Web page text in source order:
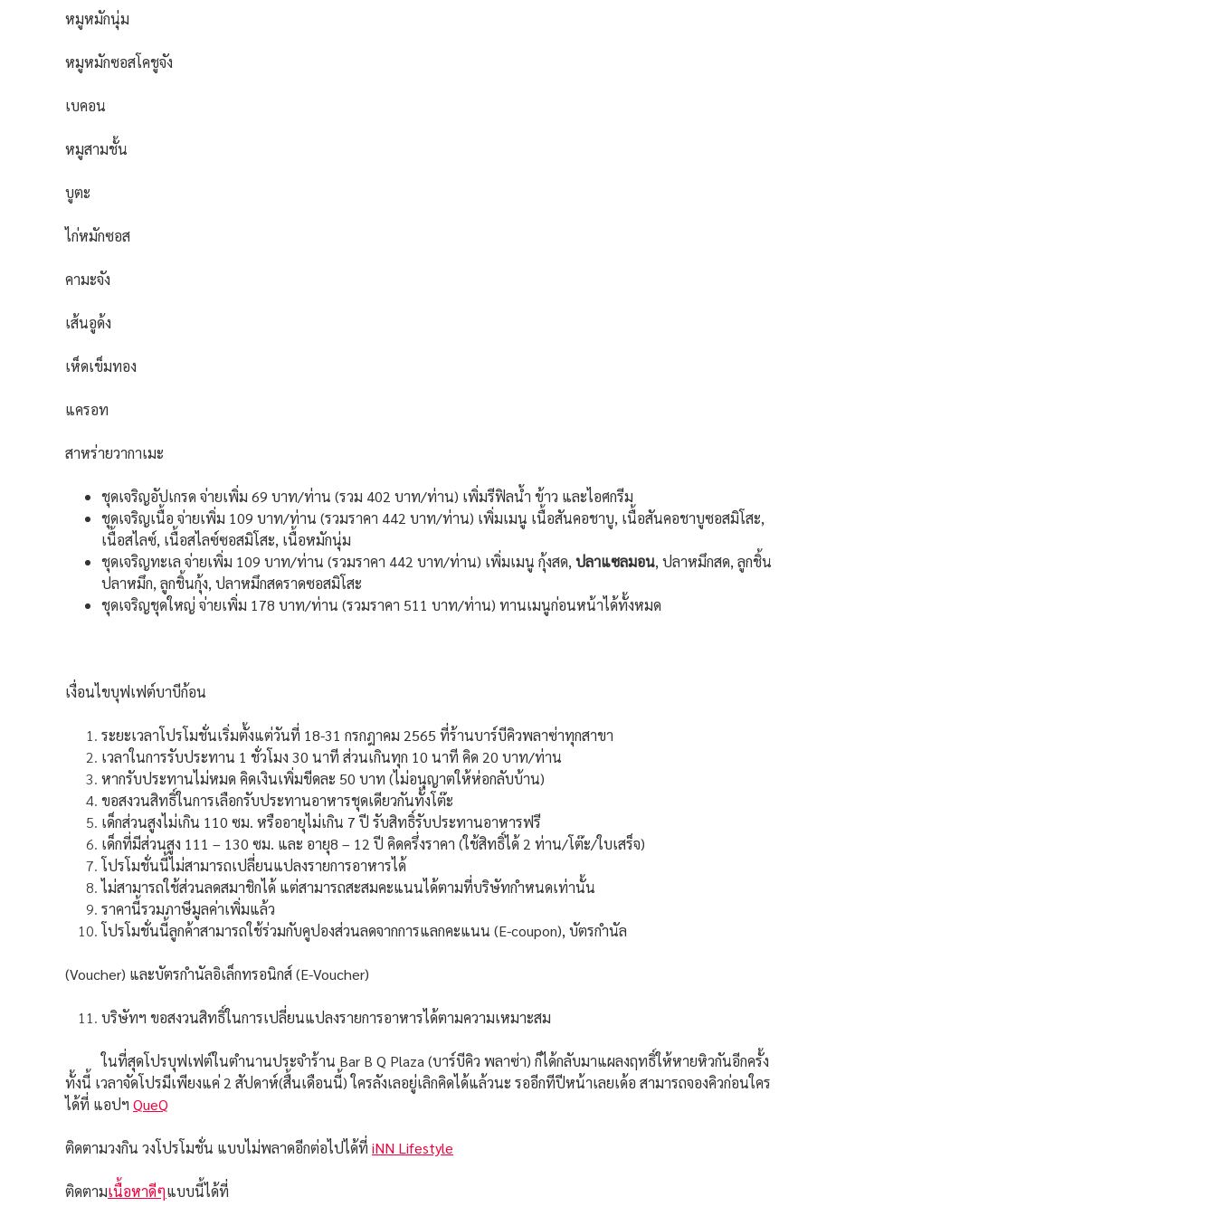
หมูหมักนุ่ม
หมูหมักซอสโคชูจัง
เบคอน
หมูสามชั้น
บูตะ
ไก่หมักซอส
คามะจัง
เส้นอูด้ง
เห็ดเข็มทอง
แครอท
สาหร่ายวากาเมะ
ชุดเจริญอัปเกรด จ่ายเพิ่ม 69 บาท/ท่าน (รวม 402 บาท/ท่าน) เพิ่มรีฟิลน้ำ ข้าว และไอศกรีม
ชุดเจริญเนื้อ จ่ายเพิ่ม 109 บาท/ท่าน (รวมราคา 442 บาท/ท่าน) เพิ่มเมนู เนื้อสันคอชาบู, เนื้อสันคอชาบูซอสมิโสะ,
เนื้อสไลซ์, เนื้อสไลซ์ซอสมิโสะ, เนื้อหมักนุ่ม
ชุดเจริญทะเล จ่ายเพิ่ม 109 บาท/ท่าน (รวมราคา 442 บาท/ท่าน) เพิ่มเมนู กุ้งสด,ปลาแซลมอน, ปลาหมึกสด, ลูกชิ้น
ปลาหมึก, ลูกชิ้นกุ้ง, ปลาหมึกสดราดซอสมิโสะ
ชุดเจริญชุดใหญ่ จ่ายเพิ่ม 178 บาท/ท่าน (รวมราคา 511 บาท/ท่าน) ทานเมนูก่อนหน้าได้ทั้งหมด
เงื่อนไขบุฟเฟต์บาบีก้อน
ระยะเวลาโปรโมชั่นเริ่มตั้งแต่วันที่ 18-31 กรกฎาคม 2565 ที่ร้านบาร์บีคิวพลาซ่าทุกสาขา
เวลาในการรับประทาน 1 ชั่วโมง 30 นาที ส่วนเกินทุก 10 นาที คิด 20 บาท/ท่าน
หากรับประทานไม่หมด คิดเงินเพิ่มขีดละ 50 บาท (ไม่อนุญาตให้ห่อกลับบ้าน)
ขอสงวนสิทธิ์ในการเลือกรับประทานอาหารชุดเดียวกันทั้งโต๊ะ
เด็กส่วนสูงไม่เกิน 110 ซม. หรืออายุไม่เกิน 7 ปี รับสิทธิ์รับประทานอาหารฟรี
เด็กที่มีส่วนสูง 111 – 130 ซม. และ อายุ8 – 12 ปี คิดครึ่งราคา (ใช้สิทธิ์ได้ 2 ท่าน/โต๊ะ/ใบเสร็จ)
โปรโมชั่นนี้ไม่สามารถเปลี่ยนแปลงรายการอาหารได้
ไม่สามารถใช้ส่วนลดสมาชิกได้ แต่สามารถสะสมคะแนนได้ตามที่บริษัทกำหนดเท่านั้น
ราคานี้รวมภาษีมูลค่าเพิ่มแล้ว
โปรโมชั่นนี้ลูกค้าสามารถใช้ร่วมกับคูปองส่วนลดจากการแลกคะแนน (E-coupon), บัตรกำนัล
(Voucher) และบัตรกำนัลอิเล็กทรอนิกส์ (E-Voucher)
บริษัทฯ ขอสงวนสิทธิ์ในการเปลี่ยนแปลงรายการอาหารได้ตามความเหมาะสม
ในที่สุดโปรบุฟเฟต์ในตำนานประจำร้าน Bar B Q Plaza (บาร์บีคิว พลาซ่า) ก็ได้กลับมาแผลงฤทธิ์ให้หายหิวกันอีกครั้ง
ทั้งนี้ เวลาจัดโปรมีเพียงแค่ 2 สัปดาห์(สื้นเดือนนี้) ใครลังเลอยู่เลิกคิดได้แล้วนะ รออีกทีปีหน้าเลยเด้อ สามารถจองคิวก่อนใคร
ได้ที่ แอปฯ QueQ
ติดตามวงกิน วงโปรโมชั่น แบบไม่พลาดอีกต่อไปได้ที่ iNN Lifestyle
ติดตามเนื้อหาดีๆแบบนี้ได้ที่